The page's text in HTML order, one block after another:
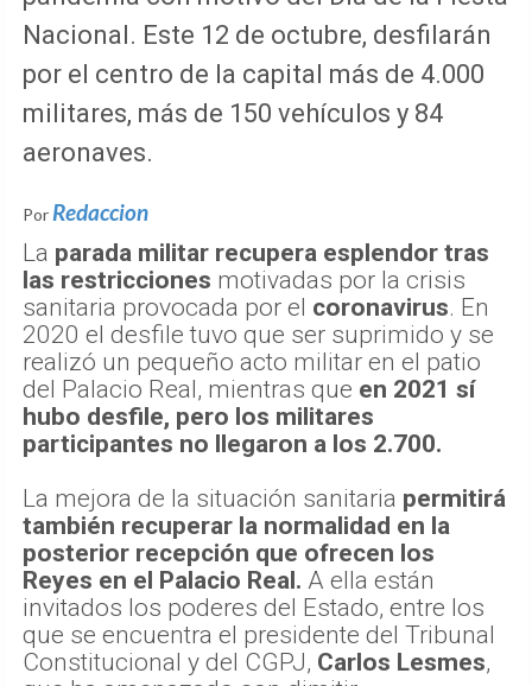
Nacional. Este 12 de octubre, desfilarán
por el centro de la capital más de 4.000
militares, más de 150 vehículos y 84
aeronaves.
Por Redaccion
La parada militar recupera esplendor tras
las restricciones motivadas por la crisis
sanitaria provocada por el coronavirus. En
2020 el desfile tuvo que ser suprimido y se
realizó un pequeño acto militar en el patio
del Palacio Real, mientras que en 2021 sí
hubo desfile, pero los militares
participantes no llegaron a los 2.700.
La mejora de la situación sanitaria permitirá
también recuperar la normalidad en la
posterior recepción que ofrecen los
Reyes en el Palacio Real. A ella están
invitados los poderes del Estado, entre los
que se encuentra el presidente del Tribunal
Constitucional y del CGPJ, Carlos Lesmes,